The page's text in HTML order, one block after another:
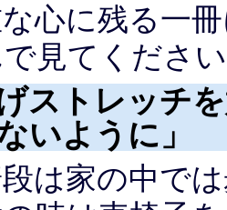
心に残る一
見てくださ
げストレッチ
いように」
は家の中で